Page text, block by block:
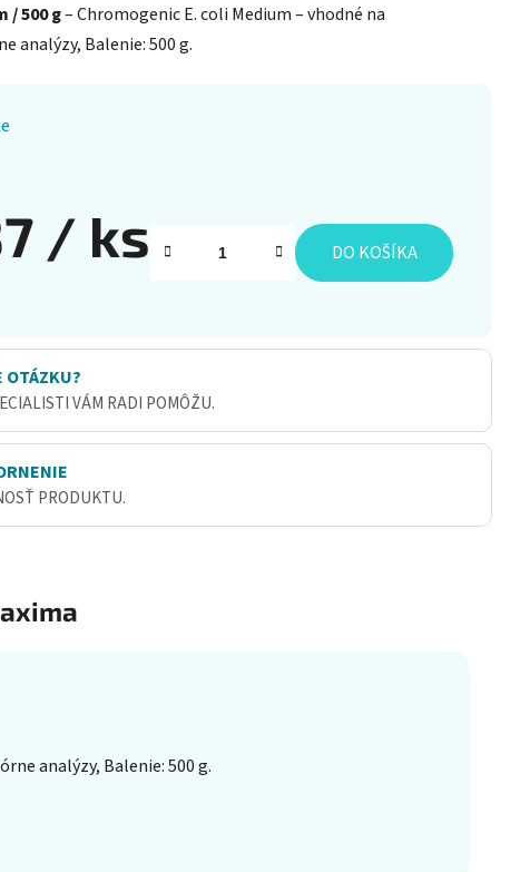
/ 500 g– Chromogenic E. coli Medium – vhodné na
analýzy, Balenie: 500 g.
/ ks DO KOŠÍKA
OTÁZKU?
VÁM RADI POMÔŽU.
PRODUKTU.
analýzy, Balenie: 500 g.